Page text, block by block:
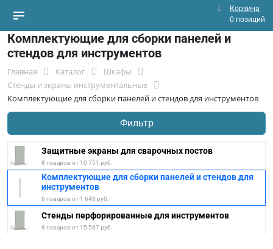
Корзина
0 позиций
Комплектующие для сборки панелей и
стендов для инструментов
Главная Каталог
Шкафы
Стенды и экраны инструментальные
Комплектующие для сборки панелей и стендов для инструментов
Фильтр
Защитные экраны для сварочных постов
8 товаров от 10 751 руб.
Комплектующие для сборки панелей и стендов для
инструментов
6 товаров от 1 643 руб.
Стенды перфорированные для инструментов
8 товаров от 15 587 руб.